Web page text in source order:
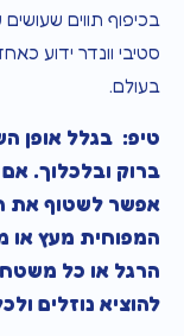
בכיפוף תווים
סטיבי וונדר ידוע
בעולם.
טיפ: בגלל אופן
ברוק ובלכלוך.
אפשר לשטוף את
המפוחית מעץ או
הרגל או כל
להוציא נוזלים